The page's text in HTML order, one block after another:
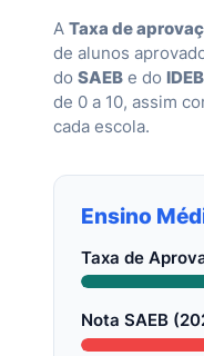
A Taxa de
de alunos
do SAEB e do IDEB
de 0 a 10, assim
cada escola.
Ensino
Taxa de
Nota SAEB